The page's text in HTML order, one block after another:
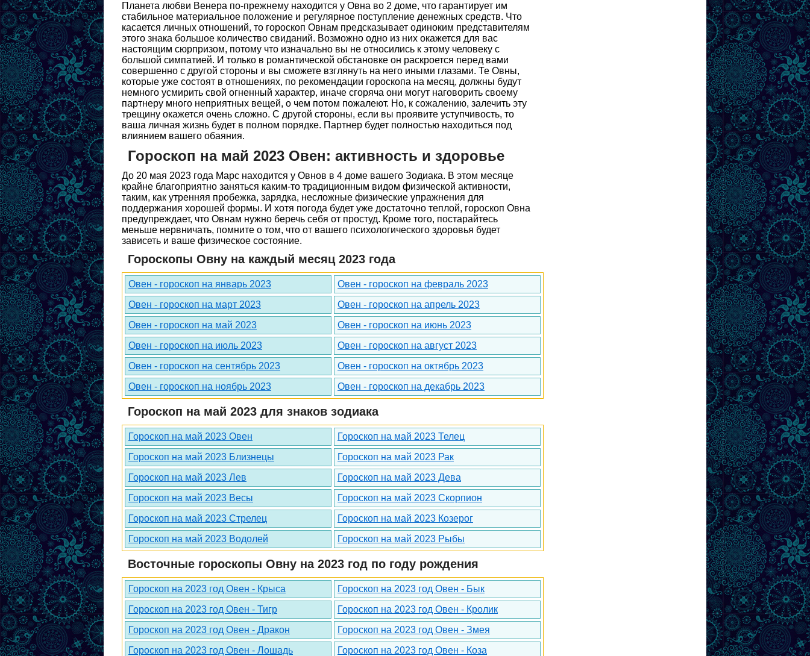
Планета любви Венера по-прежнему находится у Овна во 2 доме, что гарантирует им
стабильное материальное положение и регулярное поступление денежных средств. Что
касается личных отношений, то гороскоп Овнам предсказывает одиноким представителям
этого знака большое количество свиданий. Возможно одно из них окажется для вас
настоящим сюрпризом, потому что изначально вы не относились к этому человеку с
большой симпатией. И только в романтической обстановке он раскроется перед вами
совершенно с другой стороны и вы сможете взглянуть на него иными глазами. Те Овны,
которые уже состоят в отношениях, по рекомендации гороскопа на месяц, должны будут
немного усмирить свой огненный характер, иначе сгоряча они могут наговорить своему
партнеру много неприятных вещей, о чем потом пожалеют. Но, к сожалению, залечить эту
трещину окажется очень сложно. С другой стороны, если вы проявите уступчивость, то
ваша личная жизнь будет в полном порядке. Партнер будет полностью находиться под
влиянием вашего обаяния.
Гороскоп на май 2023 Овен: активность и здоровье
До 20 мая 2023 года Марс находится у Овнов в 4 доме вашего Зодиака. В этом месяце
крайне благоприятно заняться каким-то традиционным видом физической активности,
таким, как утренняя пробежка, зарядка, несложные физические упражнения для
поддержания хорошей формы. И хотя погода будет уже достаточно теплой, гороскоп Овна
предупреждает, что Овнам нужно беречь себя от простуд. Кроме того, постарайтесь
меньше нервничать, помните о том, что от вашего психологического здоровья будет
зависеть и ваше физическое состояние.
Гороскопы Овну на каждый месяц 2023 года
Овен - гороскоп на январь 2023
Овен - гороскоп на февраль 2023
Овен - гороскоп на март 2023
Овен - гороскоп на апрель 2023
Овен - гороскоп на май 2023
Овен - гороскоп на июнь 2023
Овен - гороскоп на июль 2023
Овен - гороскоп на август 2023
Овен - гороскоп на сентябрь 2023
Овен - гороскоп на октябрь 2023
Овен - гороскоп на ноябрь 2023
Овен - гороскоп на декабрь 2023
Гороскоп на май 2023 для знаков зодиака
Гороскоп на май 2023 Овен
Гороскоп на май 2023 Телец
Гороскоп на май 2023 Близнецы
Гороскоп на май 2023 Рак
Гороскоп на май 2023 Лев
Гороскоп на май 2023 Дева
Гороскоп на май 2023 Весы
Гороскоп на май 2023 Скорпион
Гороскоп на май 2023 Стрелец
Гороскоп на май 2023 Козерог
Гороскоп на май 2023 Водолей
Гороскоп на май 2023 Рыбы
Восточные гороскопы Овну на 2023 год по году рождения
Гороскоп на 2023 год Овен - Крыса
Гороскоп на 2023 год Овен - Бык
Гороскоп на 2023 год Овен - Тигр
Гороскоп на 2023 год Овен - Кролик
Гороскоп на 2023 год Овен - Дракон
Гороскоп на 2023 год Овен - Змея
Гороскоп на 2023 год Овен - Лошадь
Гороскоп на 2023 год Овен - Коза